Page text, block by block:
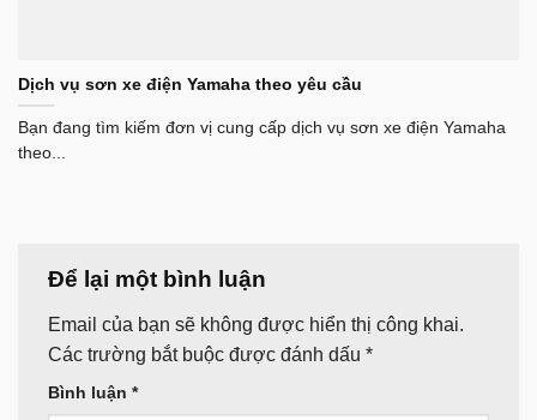
Dịch vụ sơn xe điện Yamaha theo yêu cầu
Bạn đang tìm kiếm đơn vị cung cấp dịch vụ sơn xe điện Yamaha
theo...
Để lại một bình luận
Email của bạn sẽ không được hiển thị công khai.
Các trường bắt buộc được đánh dấu *
Bình luận *